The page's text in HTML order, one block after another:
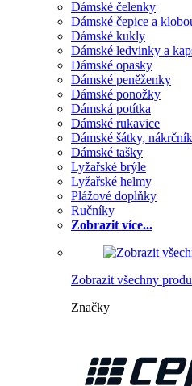
Dámské čelenky
Dámské čepice a
Dámské kukly
Dámské ledvinky a
Dámské opasky
Dámské peněženky
Dámské ponožky
Dámská potítka
Dámské rukavice
Dámské šátky,
Dámské tašky
Lyžařské brýle
Lyžařské helmy
Plážové doplňky
Ručníky
Zobrazit více...
Zobrazit všechny
Značky